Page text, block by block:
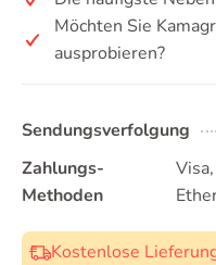
Möchten Sie
ausprobieren?
Sendungsverfolgung
Zahlungs-
Methoden
Kostenlose